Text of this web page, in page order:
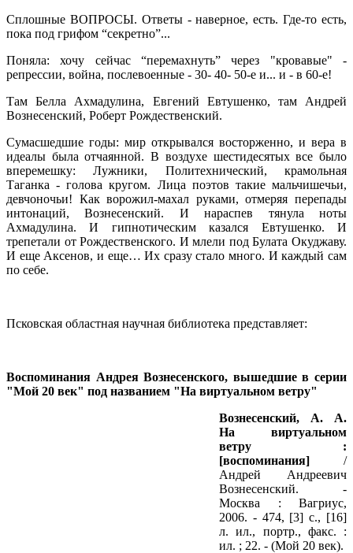
Сплошные ВОПРОСЫ. Ответы - наверное, есть. Где-то есть,
пока под грифом “секретно”...
Поняла: хочу сейчас “перемахнуть” через "кровавые" -
репрессии, война, послевоенные - 30- 40- 50-е и... и - в 60-е!
Там Белла Ахмадулина, Евгений Евтушенко, там Андрей
Вознесенский, Роберт Рождественский.
Сумасшедшие годы: мир открывался восторженно, и вера в
идеалы была отчаянной. В воздухе шестидесятых все было
вперемешку: Лужники, Политехнический, крамольная
Таганка - голова кругом. Лица поэтов такие мальчишечьи,
девчоночьи! Как ворожил-махал руками, отмеряя перепады
интонаций, Вознесенский. И нараспев тянула ноты
Ахмадулина. И гипнотическим казался Евтушенко. И
трепетали от Рождественского. И млели под Булата Окуджаву.
И еще Аксенов, и еще… Их сразу стало много. И каждый сам
по себе.
Псковская областная научная библиотека представляет:
Воспоминания Андрея Вознесенского, вышедшие в серии
"Мой 20 век" под названием "На виртуальном ветру"
Вознесенский, А. А.
На виртуальном
ветру :
[воспоминания] /
Андрей Андреевич
Вознесенский. -
Москва : Вагриус,
2006. - 474, [3] с., [16]
л. ил., портр., факс. :
ил. ; 22. - (Мой 20 век).